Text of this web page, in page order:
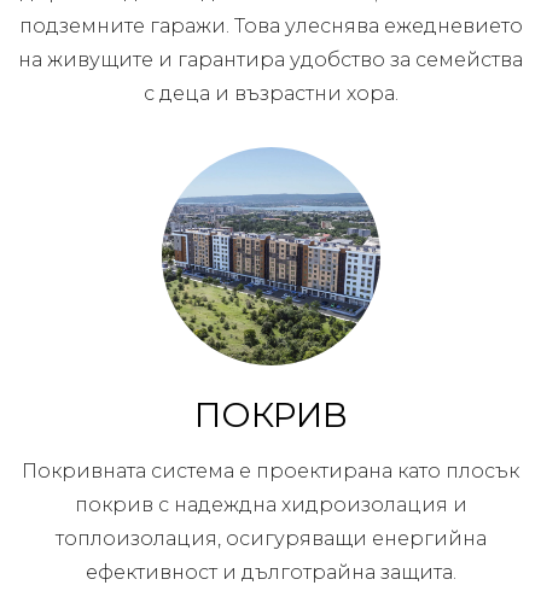
подземните гаражи. Това улеснява ежедневието
на живущите и гарантира удобство за семейства
с деца и възрастни хора.
ПОКРИВ
Покривната система е проектирана като плосък
покрив с надеждна хидроизолация и
топлоизолация, осигуряващи енергийна
ефективност и дълготрайна защита.